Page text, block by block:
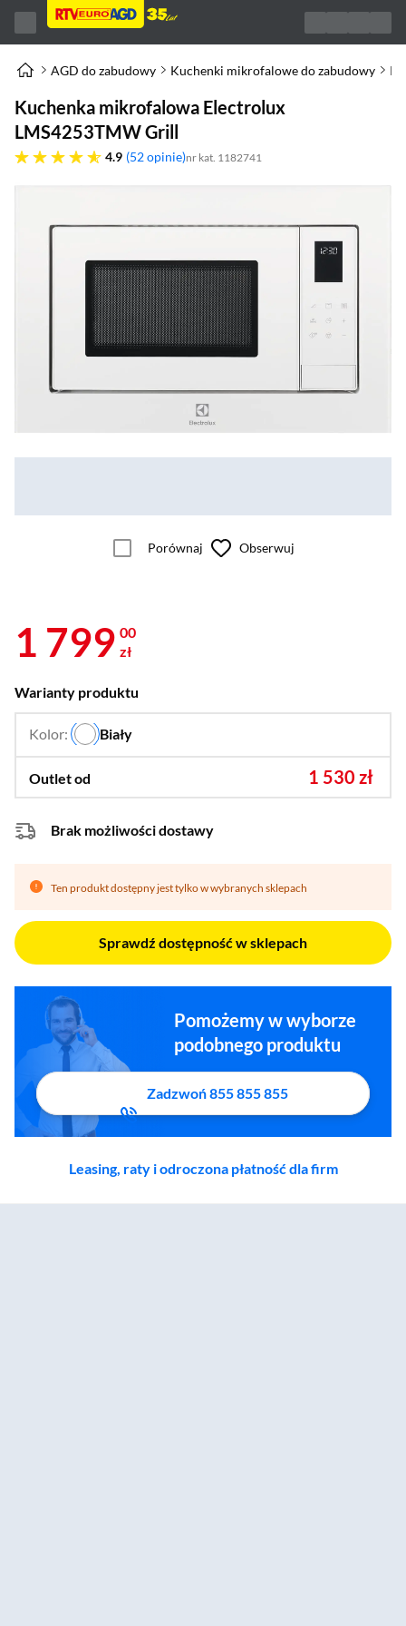
AGD do zabudowy Kuchenki mikrofalowe do zabudowy
Kuchenka mikrofalowa Electrolux
LMS4253TMW Grill
4.9
4.9 gwiazdek 52 opinie nr kat. 1182741
Porównaj Obserwuj
1 799 00
zł
Warianty produktu
Kolor: Biały
Outlet od 1 530 zł
Brak możliwości dostawy
Ten produkt dostępny jest tylko w wybranych sklepach
Sprawdź dostępność w sklepach
Pomożemy w wyborze
podobnego produktu
Zadzwoń 855 855 855
Leasing, raty i odroczona płatność dla firm